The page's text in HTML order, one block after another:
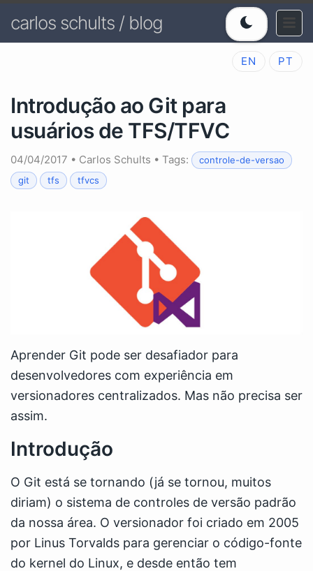
carlos schults / blog
EN PT
Introdução ao Git para
usuários de TFS/TFVC
04/04/2017 • Carlos Schults • Tags:
controle-de-versao
git
tfs tfvcs
Aprender Git pode ser desafiador para
desenvolvedores com experiência em
versionadores centralizados. Mas não precisa ser
assim.
Introdução
O Git está se tornando (já se tornou, muitos
diriam) o sistema de controles de versão padrão
da nossa área. O versionador foi criado em 2005
por Linus Torvalds para gerenciar o código-fonte
do kernel do Linux, e desde então tem